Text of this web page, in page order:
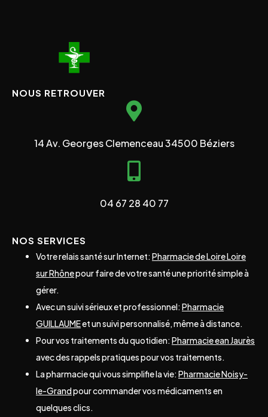
NOUS RETROUVER
14 Av. Georges Clemenceau 34500 Béziers
04 67 28 40 77
NOS SERVICES
Votre relais santé sur Internet: Pharmacie de Loire Loire
sur Rhônepour faire de votre santé une priorité simple à
gérer.
Avec un suivi sérieux et professionnel: Pharmacie
GUILLAUMEet un suivi personnalisé, même à distance.
Pour vos traitements du quotidien: Pharmacie ean Jaurès
avec des rappels pratiques pour vos traitements.
La pharmacie qui vous simplifie la vie: Pharmacie Noisy-
le-Grandpour commander vos médicaments en
quelques clics.